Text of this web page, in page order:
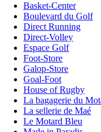
Basket-Center
Boulevard du Golf
Direct Running
Direct-Volley
Espace Golf
Foot-Store
Galop-Store
Goal-Foot
House of Rugby
La bagagerie du
La sellerie de Maé
Le Motard Bleu